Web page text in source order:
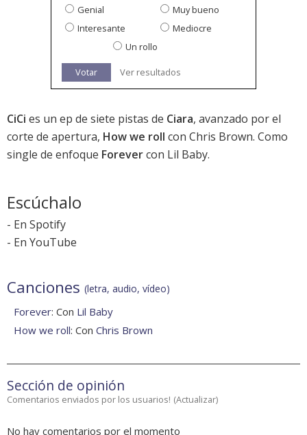
Genial
Muy bueno
Interesante
Mediocre
Un rollo
Votar Ver resultados
CiCi es un ep de siete pistas de Ciara, avanzado por el
corte de apertura, How we roll con Chris Brown. Como
single de enfoque Forevercon Lil Baby.
Escúchalo
- En Spotify
- En YouTube
Canciones (letra, audio, vídeo)
Forever: Con Lil Baby
How we roll: Con Chris Brown
Sección de opinión
Comentarios enviados por los usuarios! (Actualizar)
No hay comentarios por el momento